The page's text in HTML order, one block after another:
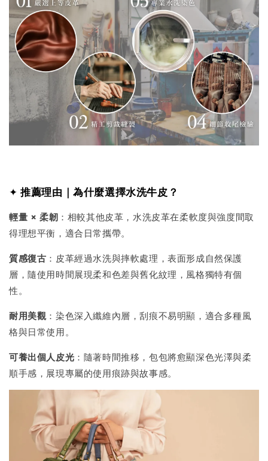
✦ 推薦理由｜為什麼選擇水洗牛皮？
輕量 × 柔韌 ：相較其他皮革，水洗皮革在柔軟度與強度間取
得理想平衡，適合日常攜帶。
質感復古 ：皮革經過水洗與摔軟處理，表面形成自然保護
層，隨使用時間展現柔和色差與舊化紋理，風格獨特有個
性。
耐用美觀：染色深入纖維內層，刮痕不易明顯，適合多種風
格與日常使用。
可養出個人皮光 ：隨著時間推移，包包將愈顯深色光澤與柔
順手感，展現專屬的使用痕跡與故事感。